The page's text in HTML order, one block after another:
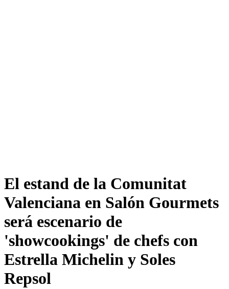
El estand de la Comunitat
Valenciana en Salón Gourmets
será escenario de
'showcookings' de chefs con
Estrella Michelin y Soles
Repsol